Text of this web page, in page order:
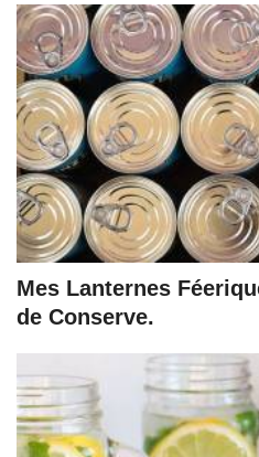
Mes Lanternes
de Conserve.